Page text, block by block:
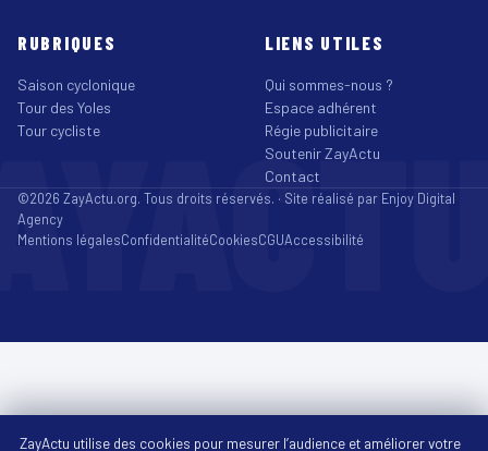
RUBRIQUES
Saison cyclonique
Tour des Yoles
Tour cycliste
LIENS UTILES
Qui sommes-nous ?
Espace adhérent
Régie publicitaire
Soutenir ZayActu
Contact
©2026 ZayActu.org. Tous droits réservés. · Site réalisé par Enjoy Digital
Agency
Mentions légalesConfidentialitéCookiesCGUAccessibilité
ZayActu utilise des cookies pour mesurer l’audience et améliorer votre